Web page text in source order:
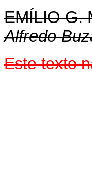
EMÍLIO G.
Alfredo
Este texto